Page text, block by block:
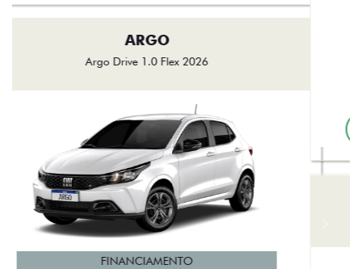
De: R$ 87.990,00
ARGO
Argo Drive 1.3 AT Flex 2026
FINANCIAMENTO
De: R$ 108.990,00
R$ 99.990,00
templates.template-